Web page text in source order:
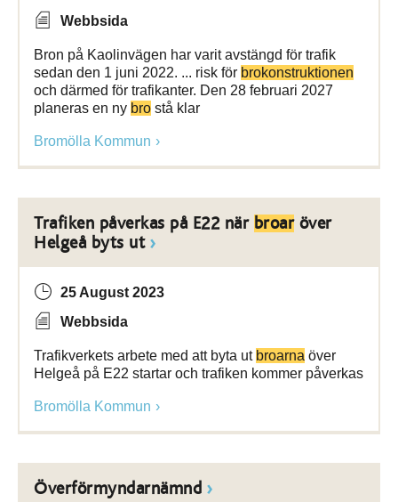
Webbsida
Bron på Kaolinvägen har varit avstängd för trafik
sedan den 1 juni 2022. ... risk för brokonstruktionen
och därmed för trafikanter. Den 28 februari 2027
planeras en ny bro stå klar
Bromölla Kommun
Trafiken påverkas på E22 när broaröver
Helgeå byts ut
25 August 2023
Webbsida
Trafikverkets arbete med att byta ut broarna över
Helgeå på E22 startar och trafiken kommer påverkas
Bromölla Kommun
Överförmyndarnämnd